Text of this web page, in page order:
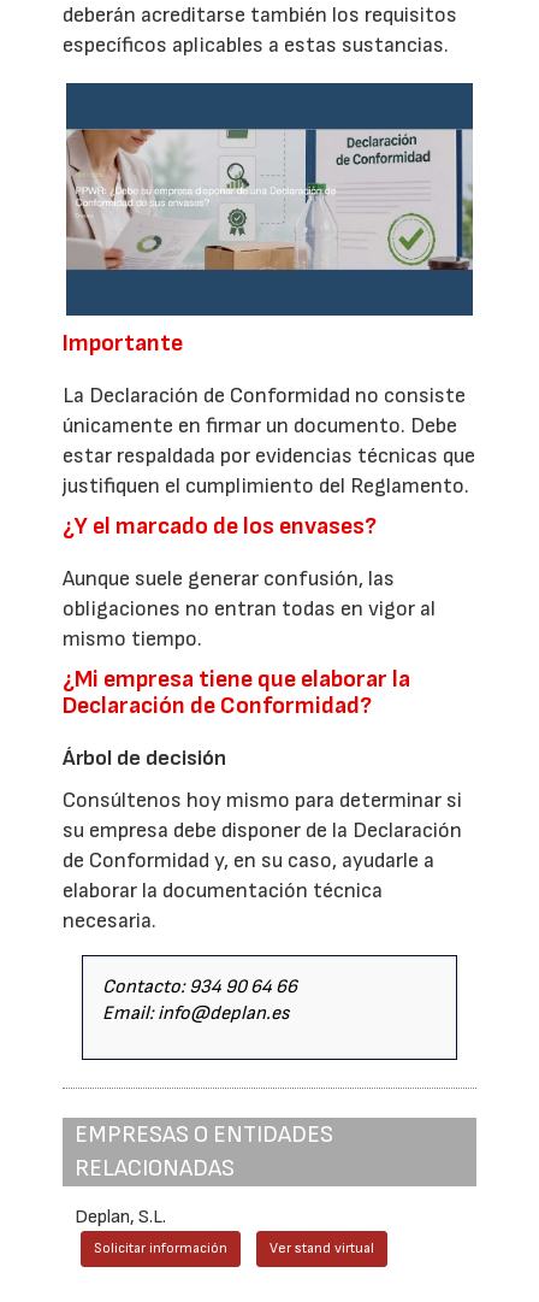
deberán acreditarse también los requisitos
específicos aplicables a estas sustancias.
Importante
La Declaración de Conformidad no consiste
únicamente en firmar un documento. Debe
estar respaldada por evidencias técnicas que
justifiquen el cumplimiento del Reglamento.
¿Y el marcado de los envases?
Aunque suele generar confusión, las
obligaciones no entran todas en vigor al
mismo tiempo.
¿Mi empresa tiene que elaborar la
Declaración de Conformidad?
Árbol de decisión
Consúltenos hoy mismo para determinar si
su empresa debe disponer de la Declaración
de Conformidad y, en su caso, ayudarle a
elaborar la documentación técnica
necesaria.
Contacto: 934 90 64 66
Email: info@deplan.es
EMPRESAS O ENTIDADES
RELACIONADAS
Deplan, S.L.
Solicitar información Ver stand virtual